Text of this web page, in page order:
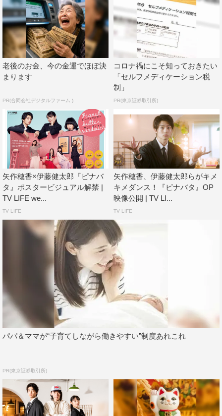
る確立は通常何％、20代で結婚に不安を持つ女性は何％な
ど）や、スタジオトークのような談義が挟まる試みとなっ
ており、ラブストーリーとスタジオトークがサンドされた
恋愛バラエティ型の新感覚・ラブコメディとなる。
矢作が演じるのは、ピーナッツバターサンドウィッチー
ズの新人研究員で、この組織の存在と結婚自体に疑問を持
っている、慌てんぼ系女子・椿。伊藤が演じるのは、デー
タ至上主義で、成績優秀だが人に興味がない理系男子の先
輩研究員・小林。さらに、PBSを取り仕切る権田所長で、
伊藤修子が出演する。
＜キャラクター紹介／出演者コメント＞
■矢作穂香／椿役
＜キャラクター＞
政府の婚活サポート機関=ピーナッツバターサンドウィッ
チ（通称PBS）の新入研究員だが、この組織の存在に懐疑
的で、結婚に対してもあまりいい印象を抱いていない。慌
てん坊で声が大きく、すぐ感情的になってしまう。PBSの
中で唯一、潜入捜査を担当。扮装をして街に溶け込み、婚
活女子4人の行動を近くで監視・報告していく。
＜コメント＞
この度、『ピーナッツバターサンドウィッチ』に出演させ
ていただくことになりました。
っとワクワクが止まりませんでした。
演じられることができて、とても光栄です。
女性たちの婚活の行方を、最後までしっかりと見守ってい
きたいと思います。
老後のお金、今の金運でほぼ決
まります
PR(合同会社デジタルファーム )
コロナ禍にこそ知っておきたい
「セルフメディケーション税
制」
PR(東京証券取引所)
矢作穂香×伊藤健太郎『ピナバ
タ』ポスタービジュアル解禁 |
TV LIFE we...
TV LIFE
矢作穂香、伊藤健太郎らがキメ
キメダンス！『ピナバタ』OP
映像公開 | TV LI...
TV LIFE
パパ＆ママが“子育てしながら働きやすい”制度あれこれ
PR(東京証券取引所)